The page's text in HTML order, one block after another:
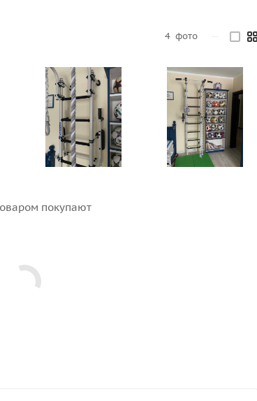
4 фото
покупают